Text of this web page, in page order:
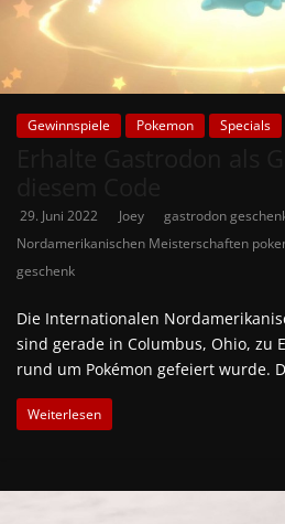
Gewinnspiele Pokemon Specials
29. Juni 2022 Joey gastrodon
Nordamerikanischen Meisterschaften
geschenk
Die Internationalen
sind gerade in Columbus, Ohio, zu
rund um Pokémon gefeiert wurde.
Weiterlesen